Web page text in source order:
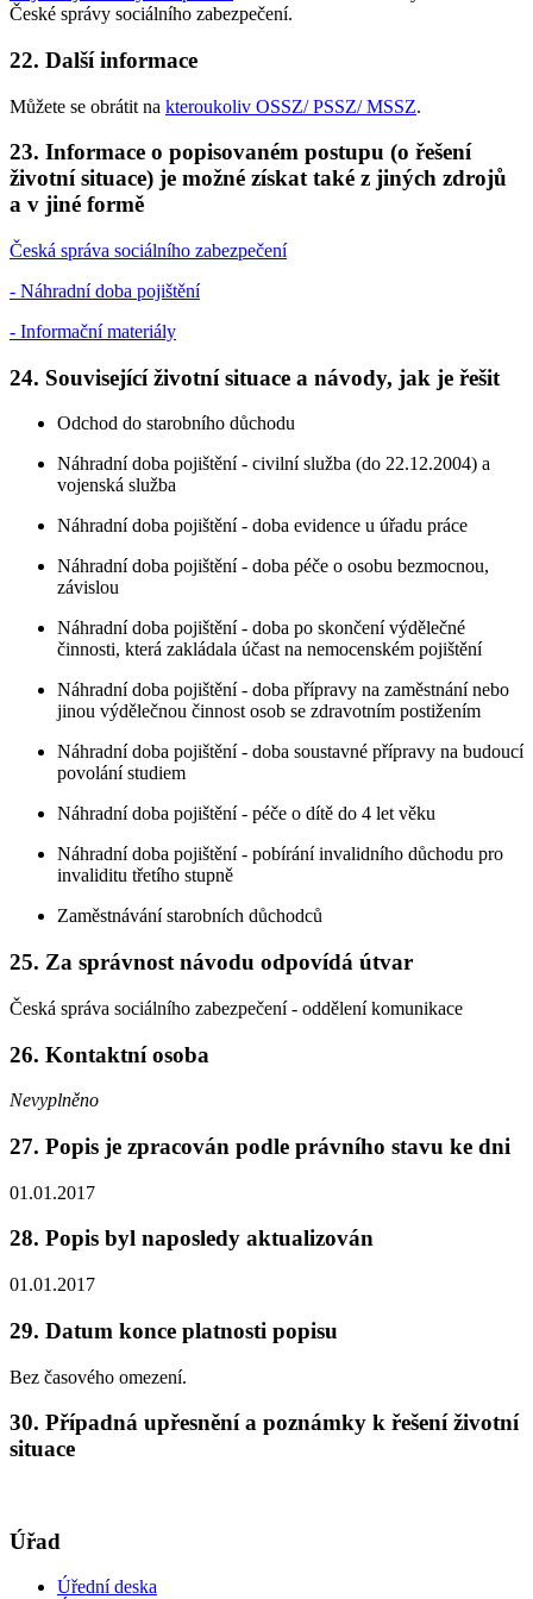
České správy sociálního zabezpečení.
22. Další informace
Můžete se obrátit na kteroukoliv OSSZ/ PSSZ/ MSSZ.
23. Informace o popisovaném postupu (o řešení
životní situace) je možné získat také z jiných zdrojů
a v jiné formě
Česká správa sociálního zabezpečení
- Náhradní doba pojištění
- Informační materiály
24. Související životní situace a návody, jak je řešit
Odchod do starobního důchodu
Náhradní doba pojištění - civilní služba (do 22.12.2004) a
vojenská služba
Náhradní doba pojištění - doba evidence u úřadu práce
Náhradní doba pojištění - doba péče o osobu bezmocnou,
závislou
Náhradní doba pojištění - doba po skončení výdělečné
činnosti, která zakládala účast na nemocenském pojištění
Náhradní doba pojištění - doba přípravy na zaměstnání nebo
jinou výdělečnou činnost osob se zdravotním postižením
Náhradní doba pojištění - doba soustavné přípravy na budoucí
povolání studiem
Náhradní doba pojištění - péče o dítě do 4 let věku
Náhradní doba pojištění - pobírání invalidního důchodu pro
invaliditu třetího stupně
Zaměstnávání starobních důchodců
25. Za správnost návodu odpovídá útvar
Česká správa sociálního zabezpečení - oddělení komunikace
26. Kontaktní osoba
Nevyplněno
27. Popis je zpracován podle právního stavu ke dni
01.01.2017
28. Popis byl naposledy aktualizován
01.01.2017
29. Datum konce platnosti popisu
Bez časového omezení.
30. Případná upřesnění a poznámky k řešení životní
situace
Úřad
Úřední deska